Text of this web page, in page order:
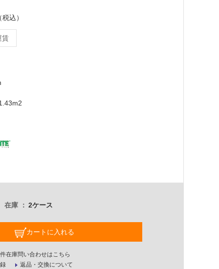
込）
賃
在庫 2ケース
カートに入れる
在庫問い合わせはこちら
返品・交換について